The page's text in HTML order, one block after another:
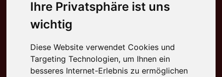
Ihre Privatsphäre ist uns
wichtig
Diese Website verwendet Cookies und
Targeting Technologien, um Ihnen ein
besseres Internet-Erlebnis zu ermöglichen